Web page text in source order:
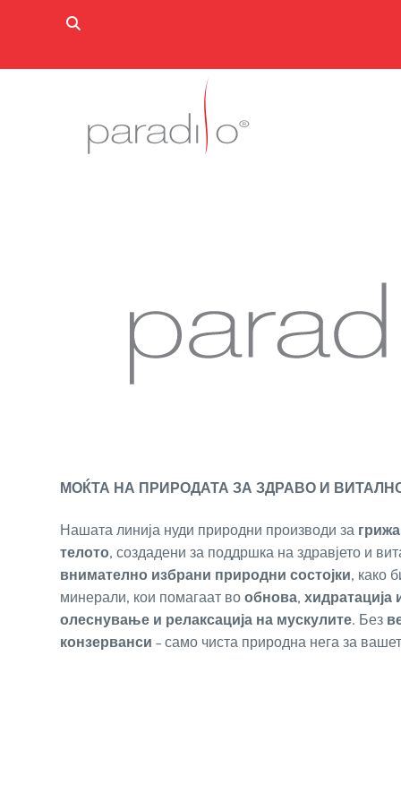
МОЌТА НА ПРИРОДАТА ЗА ЗДРАВО И
Нашата линија нуди природни производи за
телото, создадени за поддршка на здравјето и
внимателно избрани природни состојки, како
минерали, кои помагаат вообнова, хидратација
олеснување и релаксација на мускулите. Без
конзерванси – само чиста природна нега за